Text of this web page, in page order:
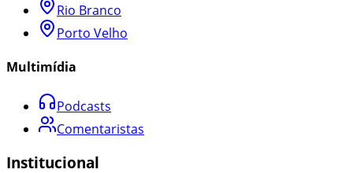
Rio Branco
Porto Velho
Multimídia
Podcasts
Comentaristas
Institucional